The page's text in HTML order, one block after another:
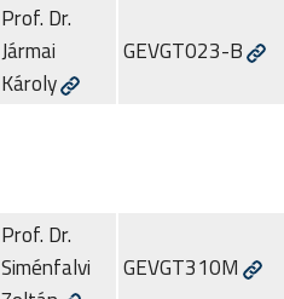
Prof. Dr.
Jármai
Károly
GEVGT023-B
Prof. Dr.
Siménfalvi
GEVGT310M